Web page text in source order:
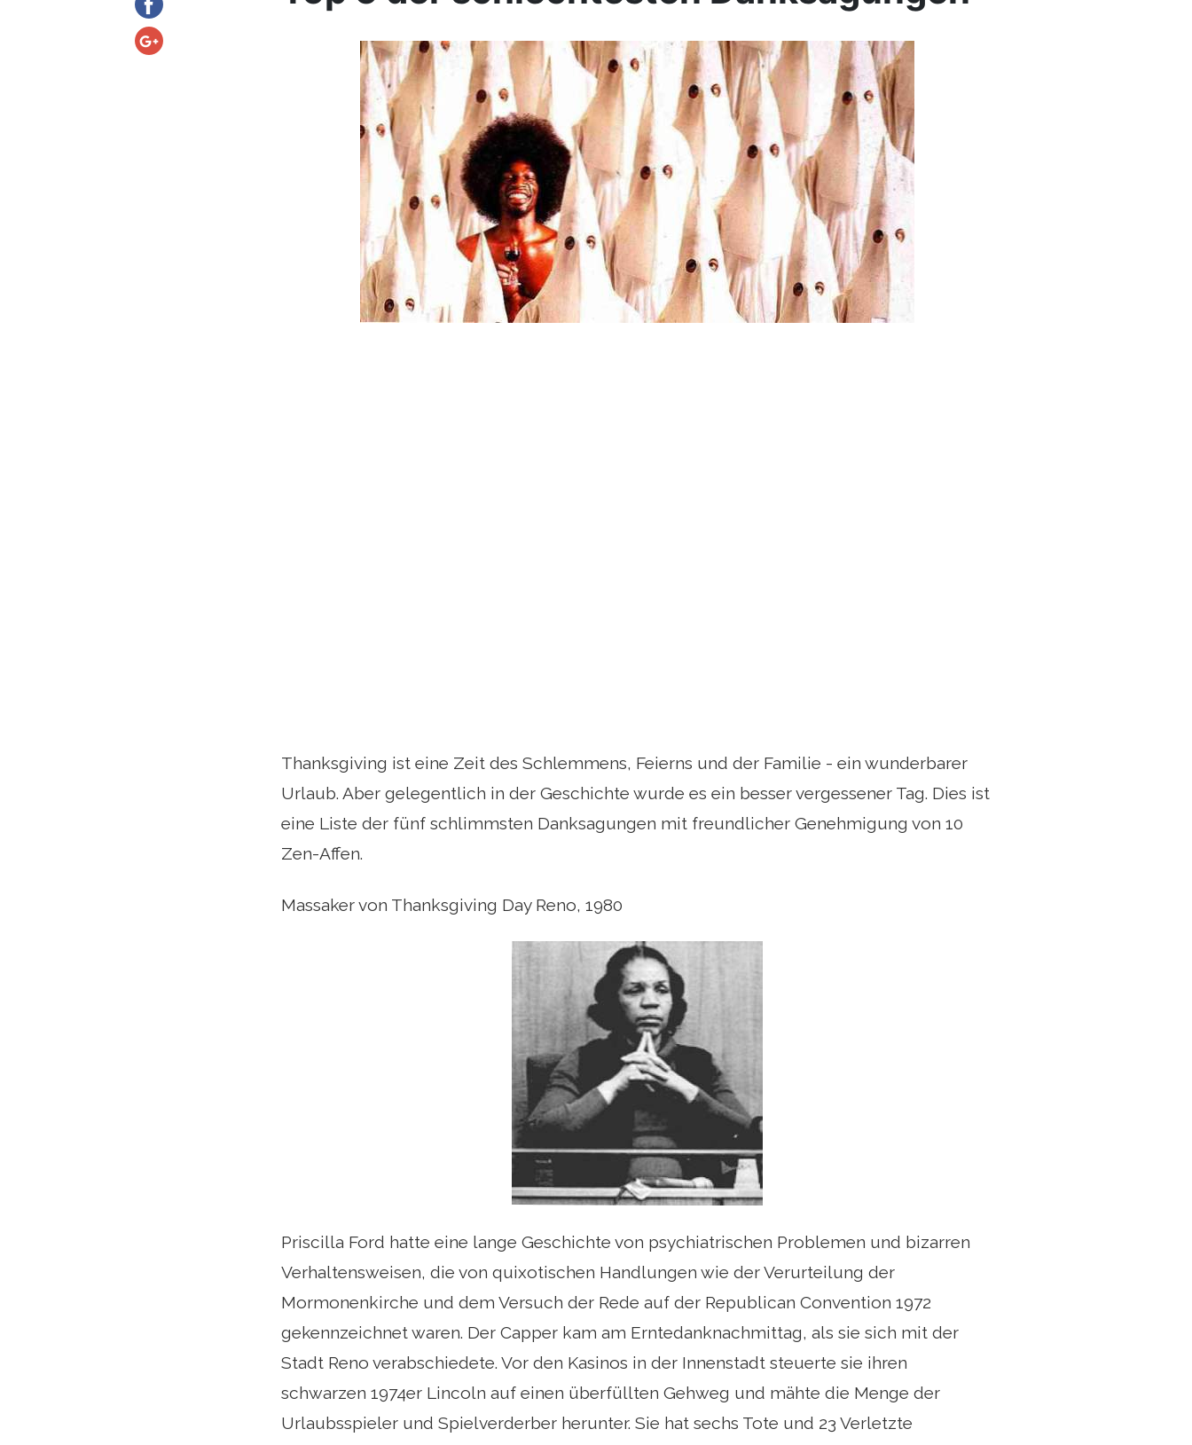
Thanksgiving ist eine Zeit des Schlemmens, Feierns und der Familie - ein wunderbarer
Urlaub. Aber gelegentlich in der Geschichte wurde es ein besser vergessener Tag. Dies ist
eine Liste der fünf schlimmsten Danksagungen mit freundlicher Genehmigung von 10
Zen-Affen.
Massaker von Thanksgiving Day Reno, 1980
Priscilla Ford hatte eine lange Geschichte von psychiatrischen Problemen und bizarren
Verhaltensweisen, die von quixotischen Handlungen wie der Verurteilung der
Mormonenkirche und dem Versuch der Rede auf der Republican Convention 1972
gekennzeichnet waren. Der Capper kam am Erntedanknachmittag, als sie sich mit der
Stadt Reno verabschiedete. Vor den Kasinos in der Innenstadt steuerte sie ihren
schwarzen 1974er Lincoln auf einen überfüllten Gehweg und mähte die Menge der
Urlaubsspieler und Spielverderber herunter. Sie hat sechs Tote und 23 Verletzte